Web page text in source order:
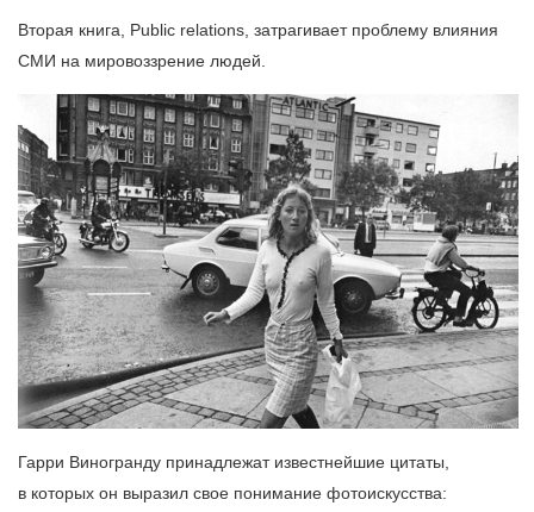
Вторая книга, Public relations, затрагивает проблему влияния
СМИ на мировоззрение людей.
Гарри Виногранду принадлежат известнейшие цитаты,
в которых он выразил свое понимание фотоискусства: